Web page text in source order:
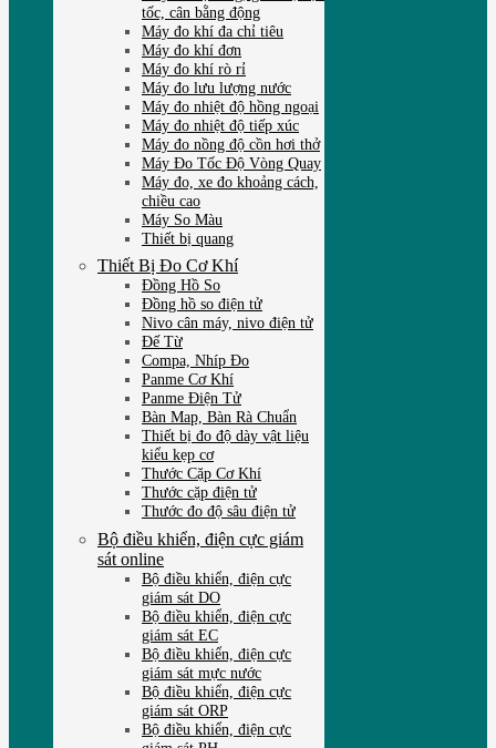
tốc, cân bằng động
Máy đo khí đa chỉ tiêu
Máy đo khí đơn
Máy đo khí rò rỉ
Máy đo lưu lượng nước
Máy đo nhiệt độ hồng ngoại
Máy đo nhiệt độ tiếp xúc
Máy đo nồng độ cồn hơi thở
Máy Đo Tốc Độ Vòng Quay
Máy đo, xe đo khoảng cách,
chiều cao
Máy So Màu
Thiết bị quang
Thiết Bị Đo Cơ Khí
Đồng Hồ So
Đồng hồ so điện tử
Nivo cân máy, nivo điện tử
Đế Từ
Compa, Nhíp Đo
Panme Cơ Khí
Panme Điện Tử
Bàn Map, Bàn Rà Chuẩn
Thiết bị đo độ dày vật liệu
kiểu kẹp cơ
Thước Cặp Cơ Khí
Thước cặp điện tử
Thước đo độ sâu điện tử
Bộ điều khiển, điện cực giám
sát online
Bộ điều khiển, điện cực
giám sát DO
Bộ điều khiển, điện cực
giám sát EC
Bộ điều khiển, điện cực
giám sát mực nước
Bộ điều khiển, điện cực
giám sát ORP
Bộ điều khiển, điện cực